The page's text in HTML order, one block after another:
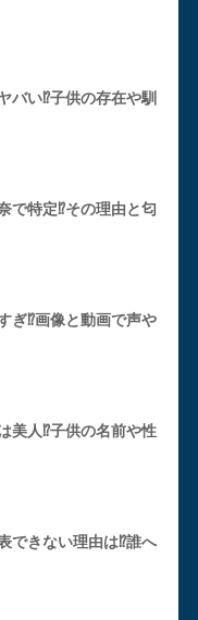
バい⁉︎子供の存在や馴
で特定⁉︎その理由と匂
ぎ⁉︎画像と動画で声や
美人⁉︎子供の名前や性
できない理由は⁉︎誰へ